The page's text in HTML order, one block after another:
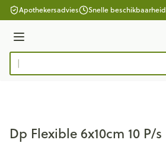
Ga naar de inhoud
Apothekersadvies Snelle beschikbaarheid
Menu
Product, merk, categorie...
Dp Flexible 6x10cm 10 P/s